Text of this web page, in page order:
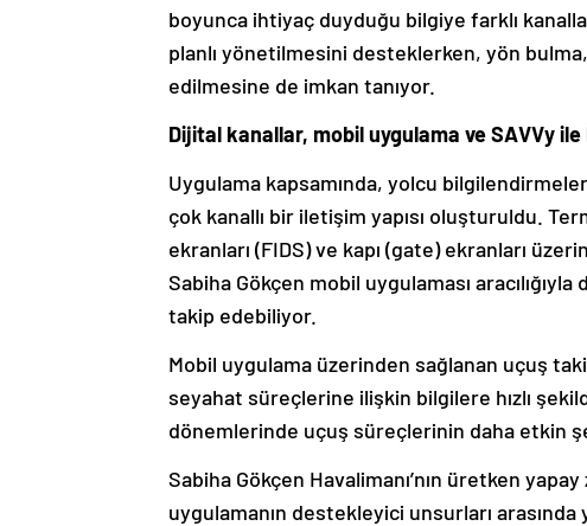
boyunca ihtiyaç duyduğu bilgiye farklı
planlı yönetilmesini desteklerken, yön
edilmesine de imkan tanıyor.
Dijital kanallar, mobil uygulama ve SAVVy ile
Uygulama kapsamında, yolcu
çok kanallı bir iletişim yapısı oluşturuldu.
ekranları (FIDS) ve kapı (gate) ekranları
Sabiha Gökçen mobil uygulaması
takip edebiliyor.
Mobil uygulama üzerinden sağlanan uçuş
seyahat süreçlerine ilişkin bilgilere hızlı
dönemlerinde uçuş süreçlerinin daha etkin
Sabiha Gökçen Havalimanı’nın üretken
uygulamanın destekleyici unsurları